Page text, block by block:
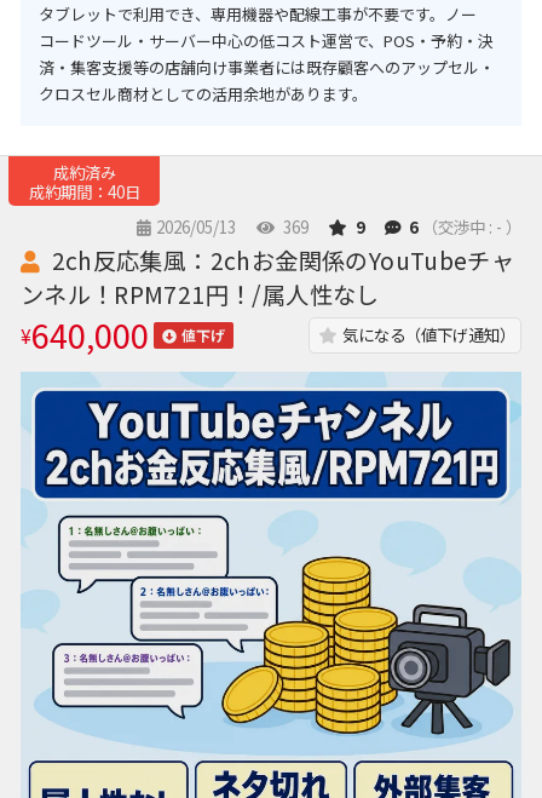
タブレットで利用でき、専用機器や配線工事が不要です。ノー
コードツール・サーバー中心の低コスト運営で、POS・予約・決
済・集客支援等の店舗向け事業者には既存顧客へのアップセル・
クロスセル商材としての活用余地があります。
成約済み
成約期間：40日
2026/05/13
369 9 6 （交渉中 : - ）
2ch反応集風：2chお金関係のYouTubeチャ
ンネル！RPM721円！/属人性なし
¥640,000 値下げ 気になる（値下げ通知）